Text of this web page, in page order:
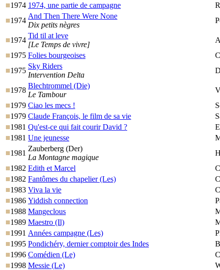
1974 1974, une partie de campagne
1974
And Then There Were None
Dix petits nègres
1974
Tid til at leve
[Le Temps de vivre]
1975 Folies bourgeoises
1975
Sky Riders
Intervention Delta
1978
Blechtrommel (Die)
Le Tambour
1979 Ciao les mecs !
1979 Claude François, le film de sa vie
1981 Qu'est-ce qui fait courir David ?
1981 Une jeunesse
1981
Zauberberg (Der)
La Montagne magique
1982 Edith et Marcel
1982 Fantômes du chapelier (Les)
1983 Viva la vie
1986 Yiddish connection
1988 Mangeclous
1989 Maestro (Il)
1991 Années campagne (Les)
1995 Pondichéry, dernier comptoir des Indes
1996 Comédien (Le)
1998 Messie (Le)